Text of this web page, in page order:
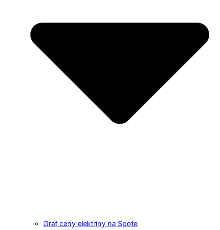
Graf ceny elektriny na Spote